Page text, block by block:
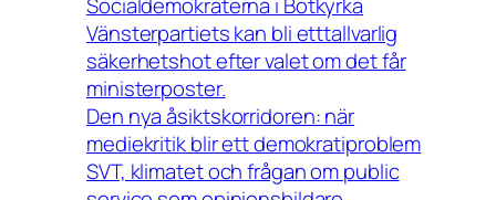
Vänsterpartiets kan bli etttallvarlig
säkerhetshot efter valet om det får
ministerposter.
Den nya åsiktskorridoren: när
mediekritik blir ett demokratiproblem
SVT, klimatet och frågan om public